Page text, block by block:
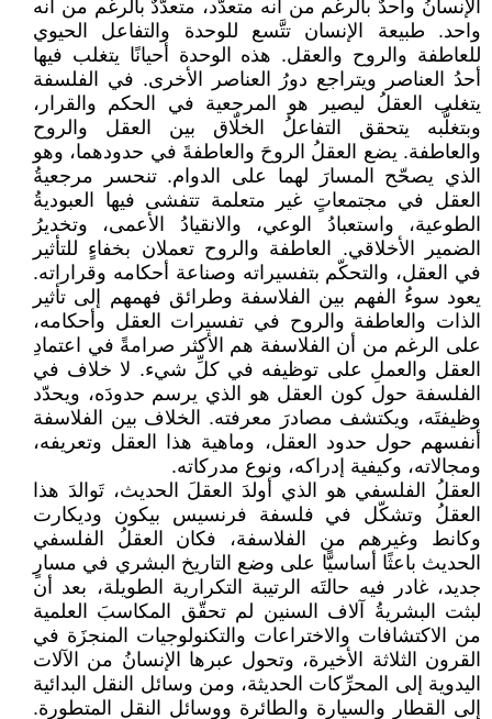
الإنسانُ واحدٌ بالرغم من أنه متعدّد، متعدّدٌ بالرغم من أنه
واحد. طبيعة الإنسان تتَّسع للوحدة والتفاعل الحيوي
للعاطفة والروح والعقل. ‏هذه الوحدة أحيانًا يتغلب فيها
أحدُ العناصر ويتراجع دورُ العناصر الأخرى. في الفلسفة
يتغلب العقلُ ليصير هو المرجعية في الحكم والقرار،
وبتغلُّبه يتحقق التفاعلُ الخلّاق بين العقل والروح
والعاطفة. يضع العقلُ الروحَ والعاطفةَ في حدودهما، وهو
الذي يصحّح المسارَ لهما على الدوام. تنحسر مرجعيةُ
العقل في مجتمعاتٍ غير متعلمة تتفشى فيها العبوديةُ
الطوعية، واستعبادُ الوعي، والانقيادُ الأعمى، وتخديرُ
الضمير الأخلاقي. العاطفة والروح تعملان بخفاءٍ للتأثير
في العقل، والتحكّم بتفسيراته وصناعة أحكامه وقراراته.
يعود سوءُ الفهم بين الفلاسفة وطرائق فهمهم إلى تأثير
الذات والعاطفة والروح في تفسيرات العقل وأحكامه،
على الرغم من أن الفلاسفة هم الأكثر صرامةً في اعتمادِ
العقل والعملِ على توظيفه في كلِّ شيء. لا خلاف في
الفلسفة حول كون العقل هو الذي يرسم حدودَه، ويحدّد
وظيفتَه، ويكتشف مصادرَ معرفته. الخلاف بين الفلاسفة
أنفسهم حول حدود العقل، وماهية هذا العقل وتعريفه،
ومجالاته، وكيفية إدراكه، ونوع مدركاته.
العقلُ الفلسفي هو الذي أولدَ العقلَ الحديث، تَوالدَ هذا
العقلُ وتشكّل في فلسفة فرنسيس بيكون وديكارت
وكانط وغيرهم من الفلاسفة، فكان العقلُ الفلسفي
الحديث باعثًا أساسيًّا على وضع التاريخ البشري في مسارٍ
جديد، غادر فيه حالتَه الرتيبة التكرارية الطويلة، بعد أن
لبثت البشريةُ آلاف السنين لم تحقّق المكاسبَ العلمية
من الاكتشافات والاختراعات والتكنولوجيات المنجزَة في
القرون الثلاثة الأخيرة، وتحول عبرها الإنسانُ من الآلات
اليدوية إلى المحرِّكات الحديثة، ومن وسائل النقل البدائية
إلى القطار والسيارة والطائرة ووسائل النقل المتطورة.